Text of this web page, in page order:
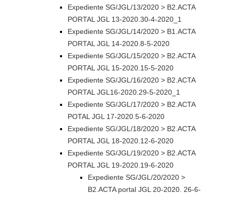
Expediente SG/JGL/13/2020 > B2.ACTA
PORTAL JGL 13-2020.30-4-2020_1
Expediente SG/JGL/14/2020 > B1.ACTA
PORTAL JGL 14-2020.8-5-2020
Expediente SG/JGL/15/2020 > B2.ACTA
PORTAL JGL 15-2020.15-5-2020
Expediente SG/JGL/16/2020 > B2.ACTA
PORTAL JGL16-2020.29-5-2020_1
Expediente SG/JGL/17/2020 > B2.ACTA
POTAL JGL 17-2020.5-6-2020
Expediente SG/JGL/18/2020 > B2.ACTA
PORTAL JGL 18-2020.12-6-2020
Expediente SG/JGL/19/2020 > B2.ACTA
PORTAL JGL 19-2020.19-6-2020
Expediente SG/JGL/20/2020 >
B2.ACTA portal JGL 20-2020. 26-6-